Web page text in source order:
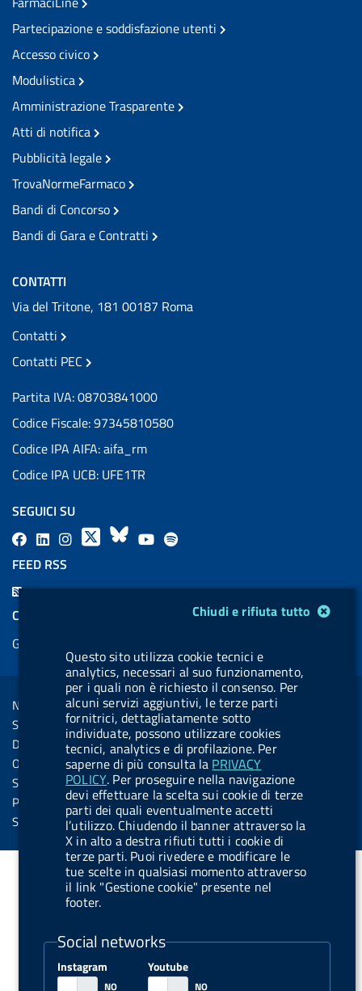
Chiudi e rifiuta tutto
Questo sito utilizza cookie tecnici e
analytics, necessari al suo funzionamento,
per i quali non è richiesto il consenso. Per
alcuni servizi aggiuntivi, le terze parti
fornitrici, dettagliatamente sotto
individuate, possono utilizzare cookies
tecnici, analytics e di profilazione. Per
saperne di più consulta la PRIVACY
POLICY. Per proseguire nella navigazione
devi effettuare la scelta sui cookie di terze
parti dei quali eventualmente accetti
l’utilizzo. Chiudendo il banner attraverso la
X in alto a destra rifiuti tutti i cookie di
terze parti. Puoi rivedere e modificare le
tue scelte in qualsiasi momento attraverso
il link "Gestione cookie" presente nel
footer.
Social networks
Instagram Youtube
Partecipazione e soddisfazione utenti
Accesso civico
Modulistica
Amministrazione Trasparente
Atti di notifica
Pubblicità legale
TrovaNormeFarmaco
Bandi di Concorso
Bandi di Gara e Contratti
CONTATTI
Via del Tritone, 181 00187 Roma
Contatti
Contatti PEC
Partita IVA: 08703841000
Codice Fiscale: 97345810580
Codice IPA AIFA: aifa_rm
Codice IPA UCB: UFE1TR
SEGUICI SU
F
a
L
i
b
u
t
t
o
n
.
i
n
s
t
a
r
a
X
B
y
Y
e
l
b
u
t
t
o
n
.
s
p
o
t
FEED RSS
F
COOKIES
Gestione cookie
Sezione Link Utili
Note legali
Social Media Policy
Dichiarazione di accessibilità
Obiettivi di accessibilità
Statistiche sito
Privacy
Servizi Online